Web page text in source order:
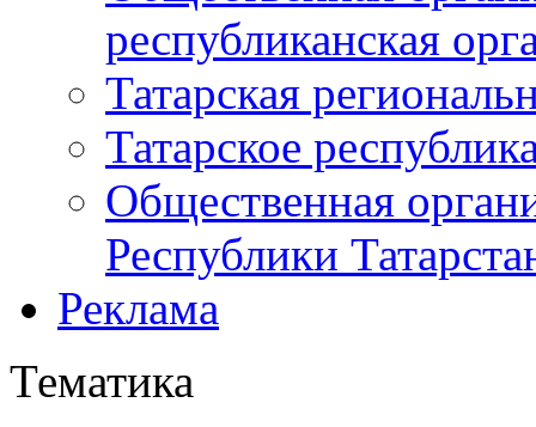
республиканская
Татарская
Татарское
Общественная
Республики
Реклама
Тематика